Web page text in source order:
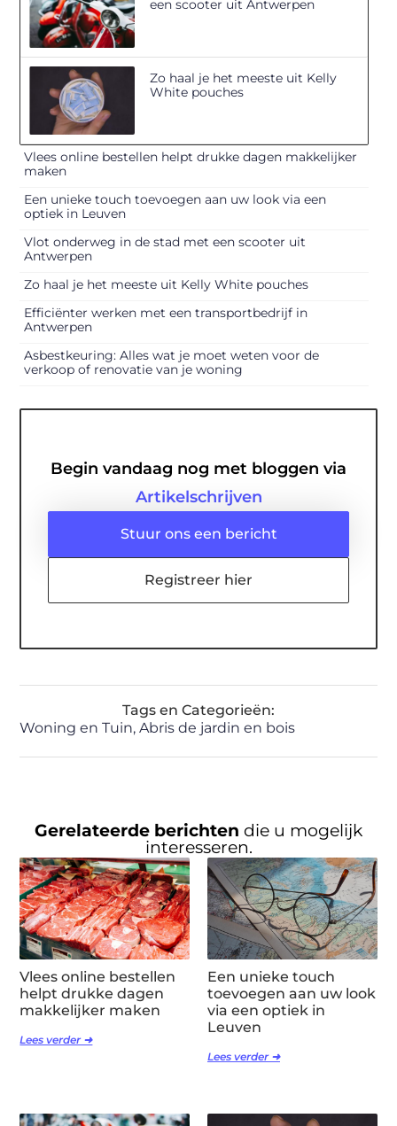
een scooter uit Antwerpen
Zo haal je het meeste uit Kelly
White pouches
Vlees online bestellen helpt drukke dagen makkelijker
maken
Een unieke touch toevoegen aan uw look via een
optiek in Leuven
Vlot onderweg in de stad met een scooter uit
Antwerpen
Zo haal je het meeste uit Kelly White pouches
Efficiënter werken met een transportbedrijf in
Antwerpen
Asbestkeuring: Alles wat je moet weten voor de
verkoop of renovatie van je woning
Begin vandaag nog met bloggen via
Artikelschrijven
Stuur ons een bericht
Registreer hier
Tags en Categorieën:
Woning en Tuin,Abris de jardin en bois
Gerelateerde berichten die u mogelijk
interesseren.
Vlees online bestellen
helpt drukke dagen
makkelijker maken
Lees verder ➜
Een unieke touch
toevoegen aan uw look
via een optiek in
Leuven
Lees verder ➜